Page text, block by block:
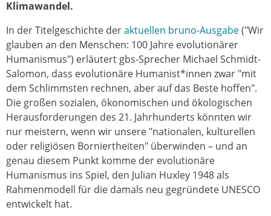
Klimawandel.
In der Titelgeschichte deraktuellen bruno-Ausgabe("Wir
glauben an den Menschen: 100 Jahre evolutionärer
Humanismus") erläutert gbs-Sprecher Michael Schmidt-
Salomon, dass evolutionäre Humanist*innen zwar "mit
dem Schlimmsten rechnen, aber auf das Beste hoffen".
Die großen sozialen, ökonomischen und ökologischen
Herausforderungen des 21. Jahrhunderts könnten wir
nur meistern, wenn wir unsere "nationalen, kulturellen
oder religiösen Borniertheiten" überwinden – und an
genau diesem Punkt komme der evolutionäre
Humanismus ins Spiel, den Julian Huxley 1948 als
Rahmenmodell für die damals neu gegründete UNESCO
entwickelt hat.